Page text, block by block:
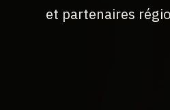
et partenaires